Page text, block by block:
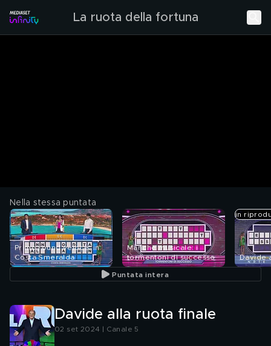
La ruota della fortuna
Nella stessa puntata
Primo round veloce: in
Costa Smeralda
Manche musicale: i
tormentoni di successo
in
Davide
Puntata intera
Davide alla ruota finale
02 set 2024 | Canale 5